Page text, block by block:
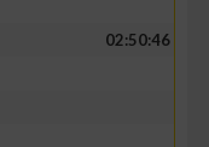
02:50:46